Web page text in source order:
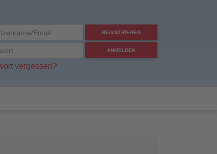
REGISTRIEREN
ANMELDEN
vergessen?